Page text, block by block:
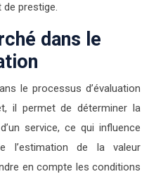
prestige.
dans le
le processus d’évaluation
il permet de déterminer la
service, ce qui influence
l’estimation de la valeur
en compte les conditions